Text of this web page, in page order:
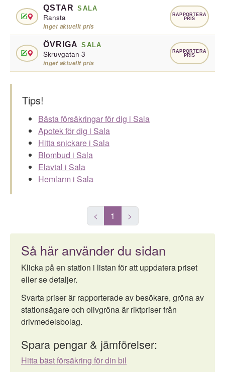
QSTAR SALA
Ransta
inget aktuellt pris
RAPPORTERA
PRIS
ÖVRIGA SALA
Skruvgatan 3
inget aktuellt pris
RAPPORTERA
PRIS
Tips!
Bästa försäkringar för dig i Sala
Apotek för dig i Sala
Hitta snickare i Sala
Blombud i Sala
Elavtal i Sala
Hemlarm i Sala
< 1 >
Så här använder du sidan
Klicka på en station i listan för att uppdatera priset
eller se detaljer.
Svarta priser är rapporterade av besökare, gröna av
stationsägare och olivgröna är riktpriser från
drivmedelsbolag.
Spara pengar & jämförelser:
Hitta bäst försäkring för din bil